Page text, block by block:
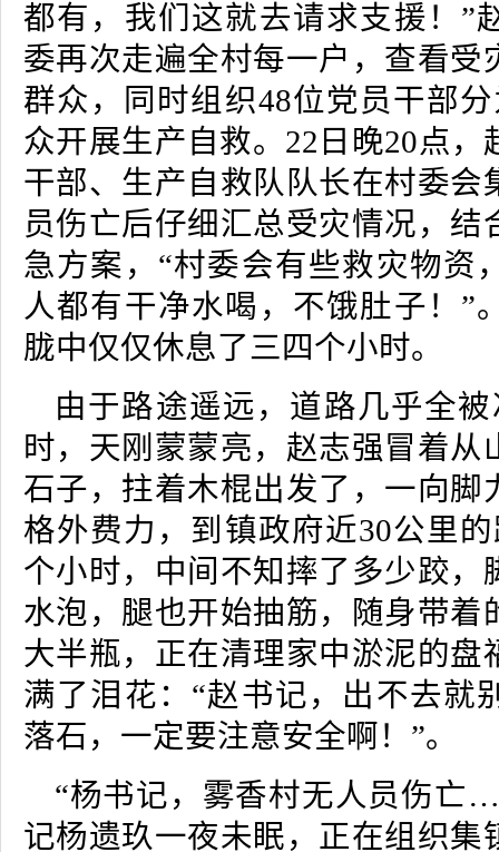
都有，我们这就去请求支援！”
委再次走遍全村每一户，查看受
群众，同时组织48位党员干部
众开展生产自救。22日晚20点，
干部、生产自救队队长在村委会
员伤亡后仔细汇总受灾情况，结
急方案，“村委会有些救灾物资
人都有干净水喝，不饿肚子！”
胧中仅仅休息了三四个小时。
由于路途遥远，道路几乎全
时，天刚蒙蒙亮，赵志强冒着从
石子，拄着木棍出发了，一向脚
格外费力，到镇政府近30公里
个小时，中间不知摔了多少跤，
水泡，腿也开始抽筋，随身带着
大半瓶，正在清理家中淤泥的盘
满了泪花：“赵书记，出不去就
落石，一定要注意安全啊！”。
“杨书记，雾香村无人员伤亡
记杨遗玖一夜未眠，正在组织集